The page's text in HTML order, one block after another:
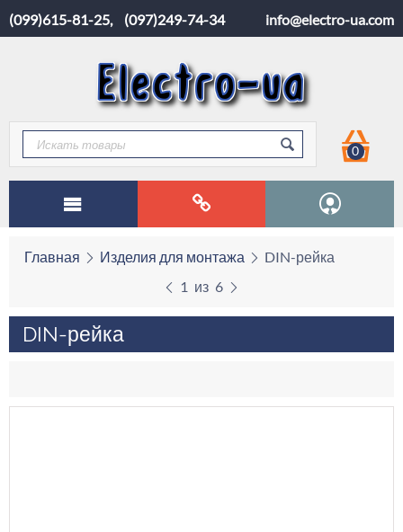
(099)615-81-25, (097)249-74-34 info@electro-ua.com
0
Главная Изделия для монтажа
DIN-рейка
1 из 6
DIN-рейка